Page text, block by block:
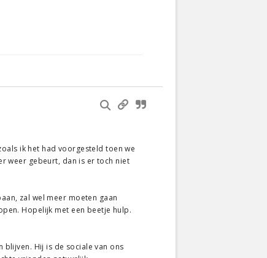
ik het had voorgesteld toen we
weer gebeurt, dan is er toch niet
zal wel meer moeten gaan
Hopelijk met een beetje hulp.
blijven. Hij is de sociale van ons